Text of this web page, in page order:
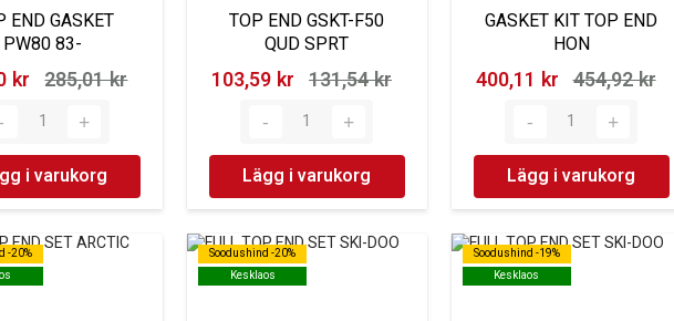
END GASKET
PW80 83-
kr‎ 285,01 kr‎
i varukorg
TOP END GSKT-F50
QUD SPRT
103,59 kr‎ 131,54 kr‎
Lägg i varukorg
GASKET KIT TOP END
HON
400,11 kr‎ 454,92 kr‎
Lägg i varukorg
-20%
-20%
Soodushind -20%
Kesklaos
Soodushind -20%
Kesklaos
Soodushind -19%
Kesklaos
Soodushind -19%
Kesklaos